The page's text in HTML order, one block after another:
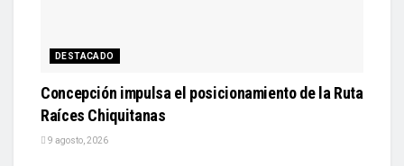
DESTACADO
Concepción impulsa el posicionamiento de la Ruta
Raíces Chiquitanas
9 agosto, 2026